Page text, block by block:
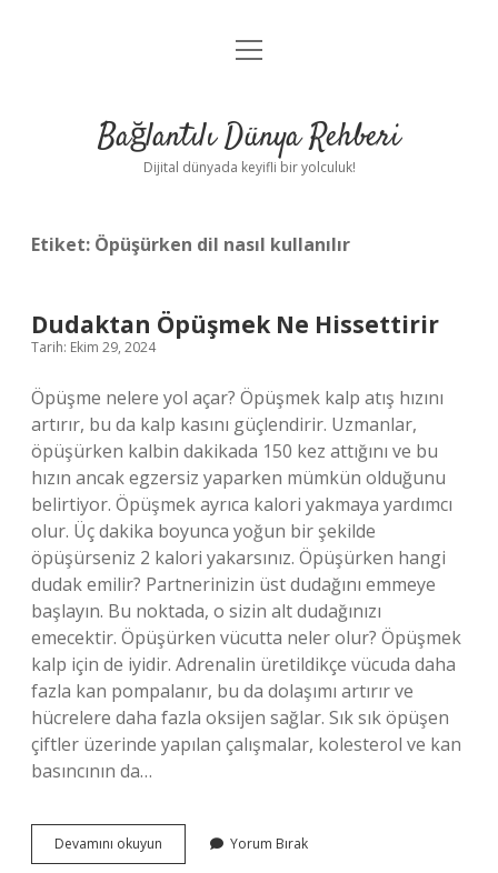
Anasayfa
Yasal Uyarı
menüyü
Bağlantılı Dünya Rehberi
Dijital dünyada keyifli bir yolculuk!
Etiket: Öpüşürken dil nasıl kullanılır
Dudaktan Öpüşmek Ne Hissettirir
Tarih: Ekim 29, 2024
Öpüşme nelere yol açar? Öpüşmek kalp atış hızını
artırır, bu da kalp kasını güçlendirir. Uzmanlar,
öpüşürken kalbin dakikada 150 kez attığını ve bu
hızın ancak egzersiz yaparken mümkün olduğunu
belirtiyor. Öpüşmek ayrıca kalori yakmaya yardımcı
olur. Üç dakika boyunca yoğun bir şekilde
öpüşürseniz 2 kalori yakarsınız. Öpüşürken hangi
dudak emilir? Partnerinizin üst dudağını emmeye
başlayın. Bu noktada, o sizin alt dudağınızı
emecektir. Öpüşürken vücutta neler olur? Öpüşmek
kalp için de iyidir. Adrenalin üretildikçe vücuda daha
fazla kan pompalanır, bu da dolaşımı artırır ve
hücrelere daha fazla oksijen sağlar. Sık sık öpüşen
çiftler üzerinde yapılan çalışmalar, kolesterol ve kan
basıncının da…
Devamını okuyun Dudaktan
Öpüşmek
Yorum Bırak